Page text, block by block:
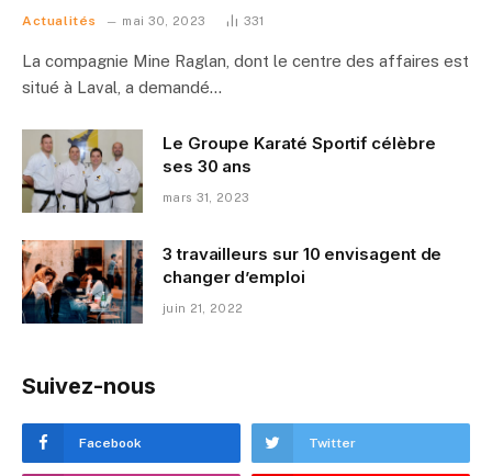
Actualités mai 30, 2023 331
La compagnie Mine Raglan, dont le centre des affaires est
situé à Laval, a demandé…
Le Groupe Karaté Sportif célèbre
ses 30 ans
mars 31, 2023
3 travailleurs sur 10 envisagent de
changer d’emploi
juin 21, 2022
Suivez-nous
Facebook Twitter